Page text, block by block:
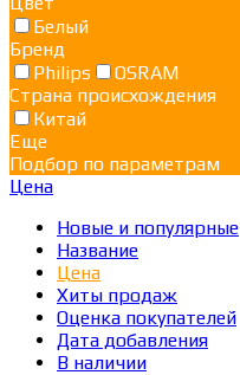
Белый
Бренд
Philips
OSRAM
Страна происхождения
Китай
Еще
Подбор по параметрам
Цена
Новые и популярные
Название
Цена
Хиты продаж
Оценка покупателей
Дата добавления
В наличии